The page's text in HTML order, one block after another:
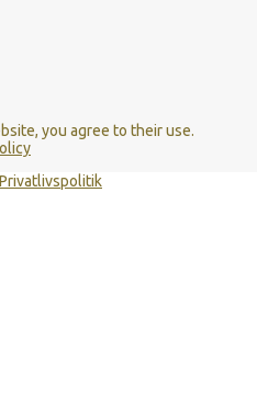
you agree to their use.
Privatlivspolitik